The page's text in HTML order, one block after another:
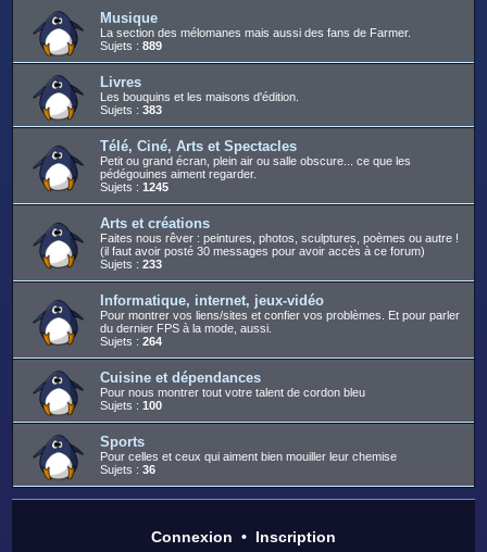
Musique
La section des mélomanes mais aussi des fans de Farmer.
Sujets : 889
Livres
Les bouquins et les maisons d'édition.
Sujets : 383
Télé, Ciné, Arts et Spectacles
Petit ou grand écran, plein air ou salle obscure... ce que les
pédégouines aiment regarder.
Sujets : 1245
Arts et créations
Faites nous rêver : peintures, photos, sculptures, poèmes ou autre !
(il faut avoir posté 30 messages pour avoir accès à ce forum)
Sujets : 233
Informatique, internet, jeux-vidéo
Pour montrer vos liens/sites et confier vos problèmes. Et pour parler
du dernier FPS à la mode, aussi.
Sujets : 264
Cuisine et dépendances
Pour nous montrer tout votre talent de cordon bleu
Sujets : 100
Sports
Pour celles et ceux qui aiment bien mouiller leur chemise
Sujets : 36
Connexion • Inscription